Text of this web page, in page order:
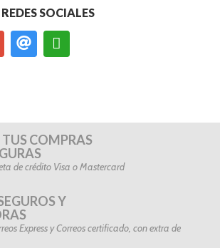
SOCIALES
COMPRAS
de crédito Visa o Mastercard
Y
Express y Correos certificado, con extra de